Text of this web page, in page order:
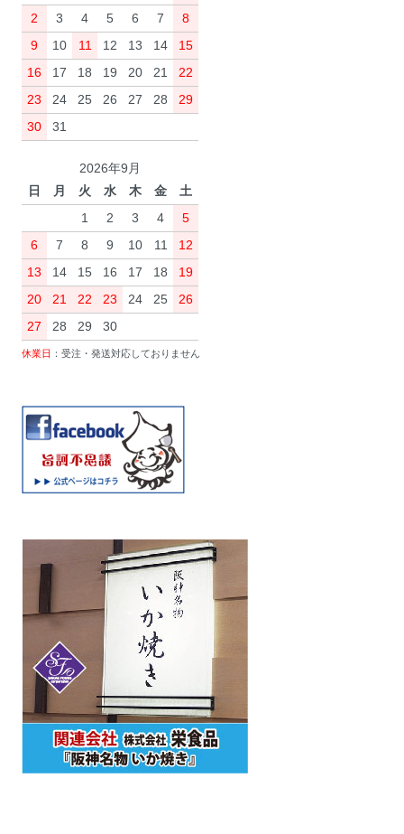
2
3 4 5 6 7
8
9
10 11 12 13 14
15
16
17 18 19 20 21
22
23
24 25 26 27 28
29
30
31
2026年9月
日
月 火 水 木 金
土
1
2 3 4
5
6
7 8 9 10 11
12
13
14 15 16 17 18
19
20
21 22 23 24 25
26
27
28 29 30
休業日 ：受注・発送対応しておりません